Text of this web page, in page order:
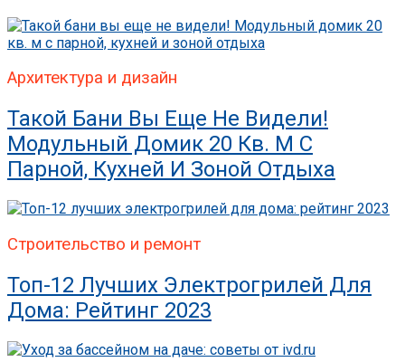
Архитектура и дизайн
Такой Бани Вы Еще Не Видели!
Модульный Домик 20 Кв. М С
Парной, Кухней И Зоной Отдыха
Строительство и ремонт
Топ-12 Лучших Электрогрилей Для
Дома: Рейтинг 2023